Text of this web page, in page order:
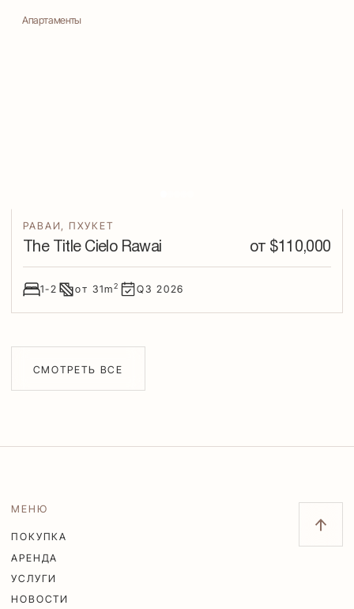
СМОТРЕТЬ ВСЕ
РАВАИ , ПХУКЕТ
The Title Cielo Rawai от $110,000
1-2 от31m2 Q3 2026
Апартаменты
МЕНЮ
ПОКУПКА
АРЕНДА
УСЛУГИ
НОВОСТИ